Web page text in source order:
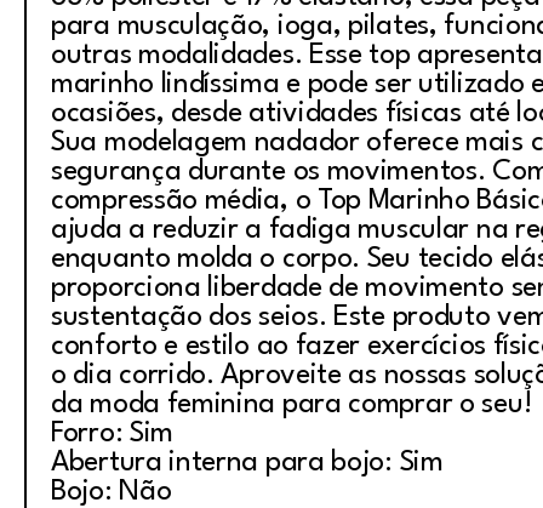
para musculação, ioga, pilates,
outras modalidades. Esse top
marinho lindíssima e pode ser utilizado
ocasiões, desde atividades físicas até
Sua modelagem nadador oferece mais
segurança durante os movimentos.
compressão média, o Top Marinho
ajuda a reduzir a fadiga muscular na
enquanto molda o corpo. Seu tecido
proporciona liberdade de movimento
sustentação dos seios. Este produto
conforto e estilo ao fazer exercícios
o dia corrido. Aproveite as nossas
da moda feminina para comprar o seu!
Forro: Sim
Abertura interna para bojo: Sim
Bojo: Não